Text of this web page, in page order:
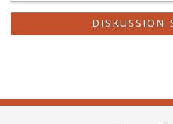
DISKUSSION